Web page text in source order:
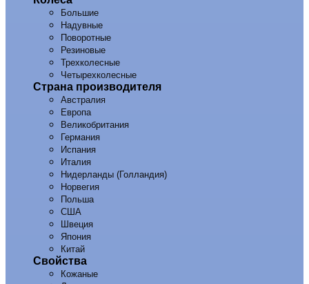
Большие
Надувные
Поворотные
Резиновые
Трехколесные
Четырехколесные
Страна производителя
Австралия
Европа
Великобритания
Германия
Испания
Италия
Нидерланды (Голландия)
Норвегия
Польша
США
Швеция
Япония
Китай
Свойства
Кожаные